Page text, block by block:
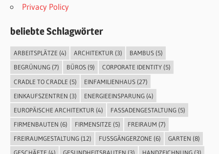
Privacy Policy
beliebte Schlagwörter
ARBEITSPLÄTZE (4) ARCHITEKTUR (3) BAMBUS(5)
BEGRÜNUNG(7) BÜROS(9) CORPORATE IDENTITY(5)
CRADLE TO CRADLE (5) EINFAMILIENHAUS(27)
EINKAUFSZENTREN (3) ENERGIEEINSPARUNG(4)
EUROPÄISCHE ARCHITEKTUR (4) FASSADENGESTALTUNG(5)
FIRMENBAUTEN (6) FIRMENSITZE (5) FREIRAUM (7)
FREIRAUMGESTALTUNG(12) FUSSGÄNGERZONE (6) GARTEN (8)